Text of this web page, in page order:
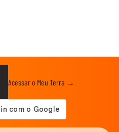
Acessar o Meu Terra →